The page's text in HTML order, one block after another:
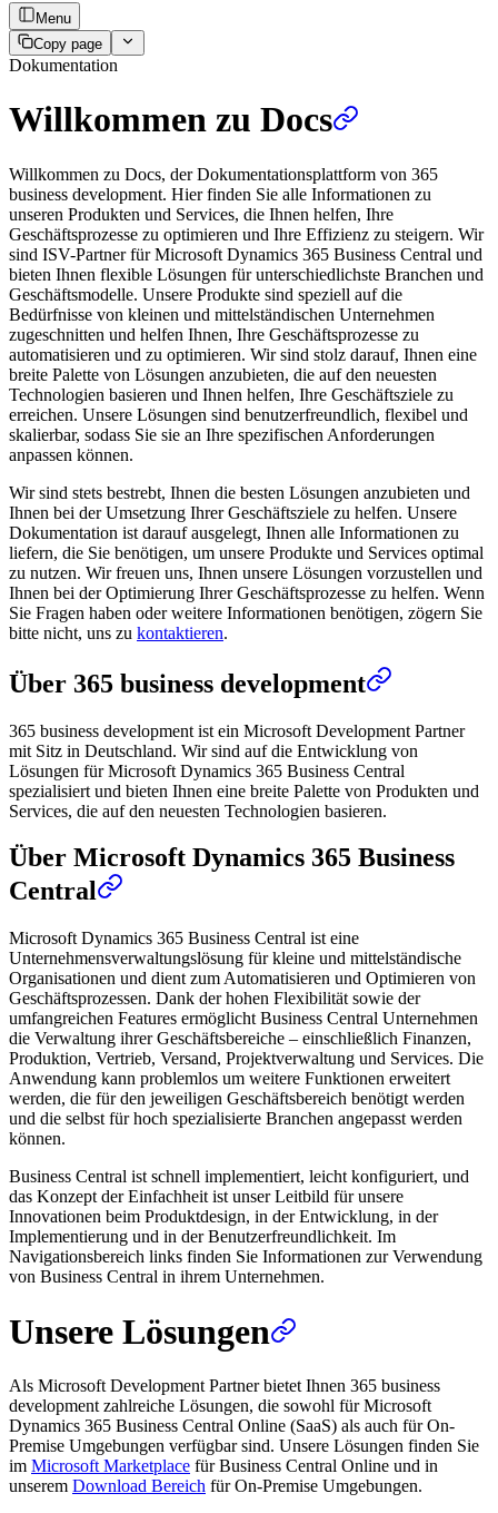
Menu
Copy page
Dokumentation
Willkommen zu Docs
Willkommen zu Docs, der Dokumentationsplattform von 365
business development. Hier finden Sie alle Informationen zu
unseren Produkten und Services, die Ihnen helfen, Ihre
Geschäftsprozesse zu optimieren und Ihre Effizienz zu steigern. Wir
sind ISV-Partner für Microsoft Dynamics 365 Business Central und
bieten Ihnen flexible Lösungen für unterschiedlichste Branchen und
Geschäftsmodelle. Unsere Produkte sind speziell auf die
Bedürfnisse von kleinen und mittelständischen Unternehmen
zugeschnitten und helfen Ihnen, Ihre Geschäftsprozesse zu
automatisieren und zu optimieren. Wir sind stolz darauf, Ihnen eine
breite Palette von Lösungen anzubieten, die auf den neuesten
Technologien basieren und Ihnen helfen, Ihre Geschäftsziele zu
erreichen. Unsere Lösungen sind benutzerfreundlich, flexibel und
skalierbar, sodass Sie sie an Ihre spezifischen Anforderungen
anpassen können.
Wir sind stets bestrebt, Ihnen die besten Lösungen anzubieten und
Ihnen bei der Umsetzung Ihrer Geschäftsziele zu helfen. Unsere
Dokumentation ist darauf ausgelegt, Ihnen alle Informationen zu
liefern, die Sie benötigen, um unsere Produkte und Services optimal
zu nutzen. Wir freuen uns, Ihnen unsere Lösungen vorzustellen und
Ihnen bei der Optimierung Ihrer Geschäftsprozesse zu helfen. Wenn
Sie Fragen haben oder weitere Informationen benötigen, zögern Sie
bitte nicht, uns zu kontaktieren.
Über 365 business development
365 business development ist ein Microsoft Development Partner
mit Sitz in Deutschland. Wir sind auf die Entwicklung von
Lösungen für Microsoft Dynamics 365 Business Central
spezialisiert und bieten Ihnen eine breite Palette von Produkten und
Services, die auf den neuesten Technologien basieren.
Über Microsoft Dynamics 365 Business
Central
Microsoft Dynamics 365 Business Central ist eine
Unternehmensverwaltungslösung für kleine und mittelständische
Organisationen und dient zum Automatisieren und Optimieren von
Geschäftsprozessen. Dank der hohen Flexibilität sowie der
umfangreichen Features ermöglicht Business Central Unternehmen
die Verwaltung ihrer Geschäftsbereiche – einschließlich Finanzen,
Produktion, Vertrieb, Versand, Projektverwaltung und Services. Die
Anwendung kann problemlos um weitere Funktionen erweitert
werden, die für den jeweiligen Geschäftsbereich benötigt werden
und die selbst für hoch spezialisierte Branchen angepasst werden
können.
Business Central ist schnell implementiert, leicht konfiguriert, und
das Konzept der Einfachheit ist unser Leitbild für unsere
Innovationen beim Produktdesign, in der Entwicklung, in der
Implementierung und in der Benutzerfreundlichkeit. Im
Navigationsbereich links finden Sie Informationen zur Verwendung
von Business Central in ihrem Unternehmen.
Unsere Lösungen
Als Microsoft Development Partner bietet Ihnen 365 business
development zahlreiche Lösungen, die sowohl für Microsoft
Dynamics 365 Business Central Online (SaaS) als auch für On-
Premise Umgebungen verfügbar sind. Unsere Lösungen finden Sie
im Microsoft Marketplace für Business Central Online und in
unserem Download Bereich für On-Premise Umgebungen.